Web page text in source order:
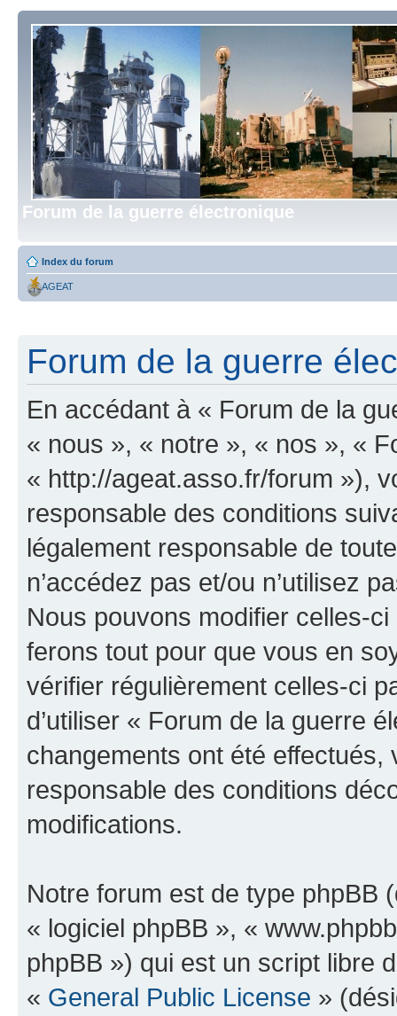
Forum de la guerre électronique
Index du forum
AGEAT
Forum de la guerre
En accédant à « Forum de la
« nous », « notre », « nos », «
« http://ageat.asso.fr/forum »),
responsable des conditions
légalement responsable de
n’accédez pas et/ou n’utilisez
Nous pouvons modifier celles-
ferons tout pour que vous en
vérifier régulièrement celles-ci
d’utiliser « Forum de la guerre
changements ont été effectués,
responsable des conditions
modifications.
Notre forum est de type phpBB
« logiciel phpBB », «
phpBB ») qui est un script libre
« General Public License »